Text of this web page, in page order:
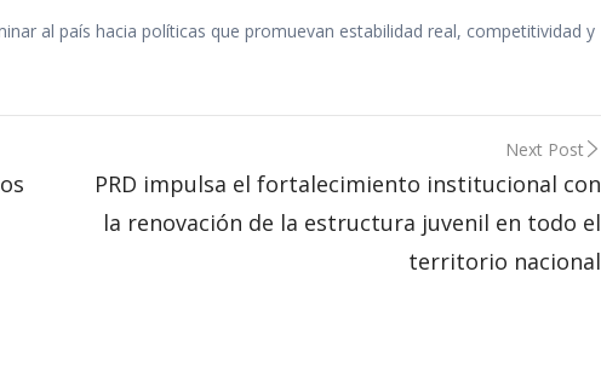
al país hacia políticas que promuevan estabilidad real, competitividad y
Next Post
PRD impulsa el fortalecimiento institucional con
la renovación de la estructura juvenil en todo el
territorio nacional